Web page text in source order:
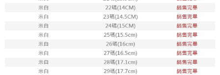
宅配(外島)
每筆NT$125，滿NT$1,500(含以上)免運費
其他海外郵寄 查看運費
香港澳門地區 查看運費